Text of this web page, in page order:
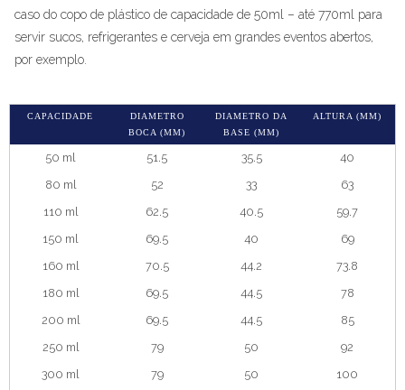
caso do copo de plástico de capacidade de 50ml – até 770ml para
servir sucos, refrigerantes e cerveja em grandes eventos abertos,
por exemplo.
CAPACIDADE
DIAMETRO
BOCA (MM)
DIAMETRO DA
BASE (MM)
ALTURA (MM)
50 ml 51.5 35.5
40
80 ml
52 33
63
110 ml
62.5 40.5
59.7
150 ml
69.5 40
69
160 ml
70.5 44.2
73.8
180 ml
69.5 44.5
78
200 ml
69.5 44.5
85
250 ml
79 50
92
300 ml
79 50
100